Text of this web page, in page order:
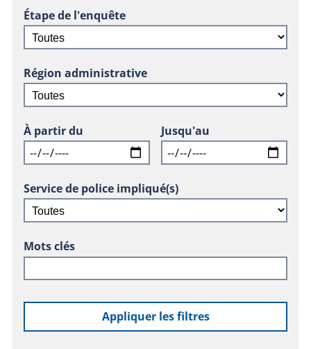
Étape de l'enquête
Région administrative
À partir du Jusqu'au
Service de police impliqué(s)
Mots clés
Appliquer les filtres